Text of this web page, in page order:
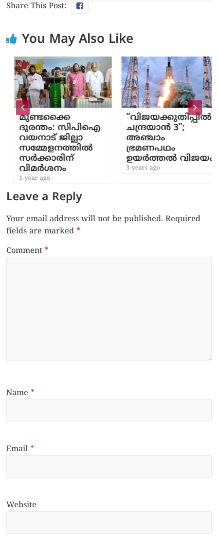
Share This Post:
You May Also Like
മുണ്ടക്കൈ
ദുരന്തം: സിപിഐ
വയനാട് ജില്ലാ
സമ്മേളനത്തിൽ
സർക്കാരിന്
വിമർശനം
1 year ago
”വിജയക്കുതിപ്പിൽ
ചന്ദ്രയാൻ 3”;
അഞ്ചാം
ഭ്രമണപഥം
ഉയർത്തൽ വിജയം
3 years ago
Leave a Reply
Your email address will not be published. Required
fields are marked*
Comment*
Name*
Email*
Website